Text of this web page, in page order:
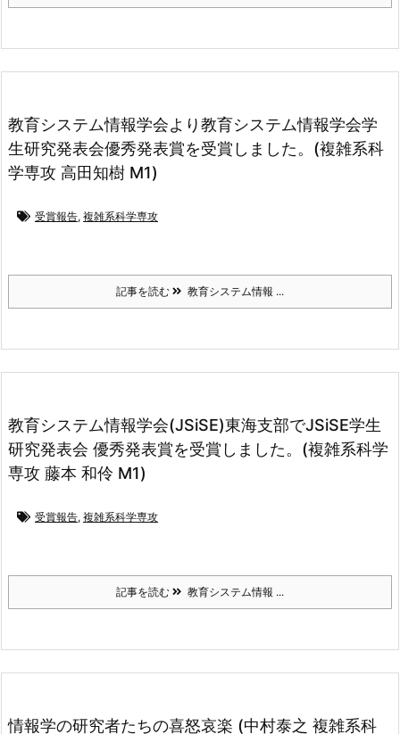
教育システム情報学会より教育システム情報学会学
生研究発表会優秀発表賞を受賞しました。(複雑系科
学専攻 高田知樹 M1)
受賞報告, 複雑系科学専攻
記事を読む 教育システム情報 ...
教育システム情報学会(JSiSE)東海支部でJSiSE学生
研究発表会 優秀発表賞を受賞しました。(複雑系科学
専攻 藤本 和伶 M1)
受賞報告, 複雑系科学専攻
記事を読む 教育システム情報 ...
情報学の研究者たちの喜怒哀楽 (中村泰之 複雑系科